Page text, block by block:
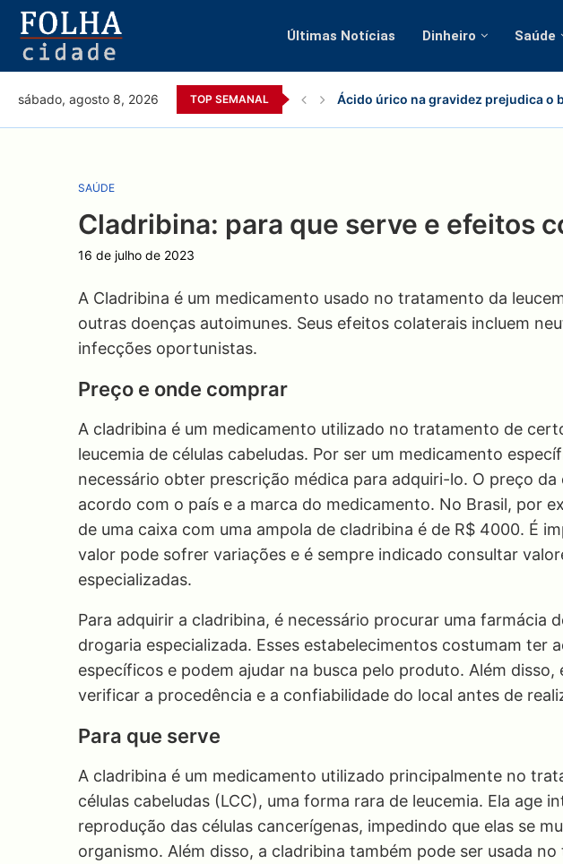
Últimas Notícias Dinheiro Saúde
sábado, agosto 8, 2026 TOP SEMANAL Ácido úrico na gravidez prejudica o
SAÚDE
Cladribina: para que serve e efeitos
16 de julho de 2023
A Cladribina é um medicamento usado no tratamento da
outras doenças autoimunes. Seus efeitos colaterais incluem
infecções oportunistas.
Preço e onde comprar
A cladribina é um medicamento utilizado no tratamento de
leucemia de células cabeludas. Por ser um medicamento
necessário obter prescrição médica para adquiri-lo. O preço
acordo com o país e a marca do medicamento. No Brasil, por
de uma caixa com uma ampola de cladribina é de R$ 4000. É
valor pode sofrer variações e é sempre indicado consultar
especializadas.
Para adquirir a cladribina, é necessário procurar uma farmácia
drogaria especializada. Esses estabelecimentos costumam ter
específicos e podem ajudar na busca pelo produto. Além
verificar a procedência e a confiabilidade do local antes de
Para que serve
A cladribina é um medicamento utilizado principalmente no
células cabeludas (LCC), uma forma rara de leucemia. Ela age
reprodução das células cancerígenas, impedindo que elas se
organismo. Além disso, a cladribina também pode ser usada